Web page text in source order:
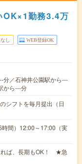
OK×1勤務3.4万
し WEB登録OK
分／石神井公園駅から---
から---分
シフトを毎月提出（日
間）12:00～17:00（実
ば、長期もOK！ ★急